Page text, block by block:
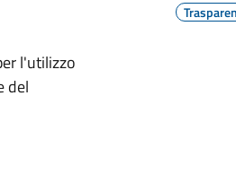
l'utilizzo
del